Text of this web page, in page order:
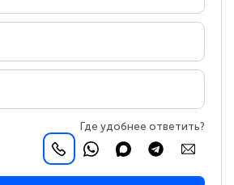
Где удобнее ответить?